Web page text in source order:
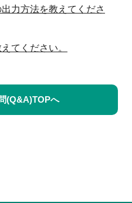
力方法を教えてくださ
てください。
(Q&A)TOPへ